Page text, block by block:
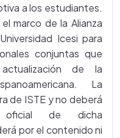
a los estudiantes.
marco de la Alianza
Icesi para
conjuntas que
de la
La
de ISTE y no deberá
oficial de dicha
por el contenido ni